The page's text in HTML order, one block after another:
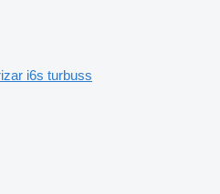
i6s turbuss